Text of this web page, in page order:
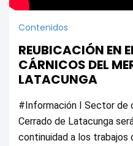
Contenidos
REUBICACIÓN EN
CÁRNICOS DEL
LATACUNGA
#Información I Sector de
Cerrado de Latacunga
continuidad a los trabajos